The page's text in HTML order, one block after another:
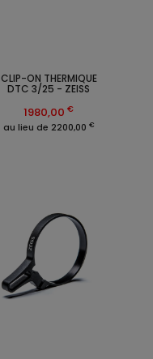
CLIP-ON THERMIQUE
DTC 3/25 - ZEISS
1980,00 €
au lieu de 2200,00 €